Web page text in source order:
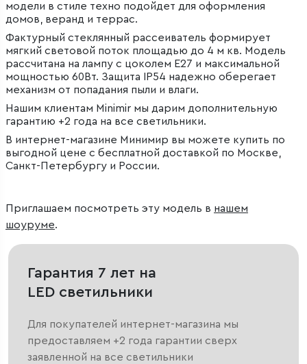
модели в стиле техно подойдет для оформления
домов, веранд и террас.
Фактурный стеклянный рассеиватель формирует
мягкий световой поток площадью до 4 м кв. Модель
рассчитана на лампу с цоколем E27 и максимальной
мощностью 60Вт. Защита IP54 надежно оберегает
механизм от попадания пыли и влаги.
Нашим клиентам Minimir мы дарим дополнительную
гарантию +2 года на все светильники.
В интернет-магазине Минимир вы можете купить по
выгодной цене с бесплатной доставкой по Москве,
Санкт-Петербургу и России.
Приглашаем посмотреть эту модель в нашем
шоуруме.
Гарантия 7 лет на
LED светильники
Для покупателей интернет-магазина мы
предоставляем +2 года гарантии сверх
заявленной на все светильники